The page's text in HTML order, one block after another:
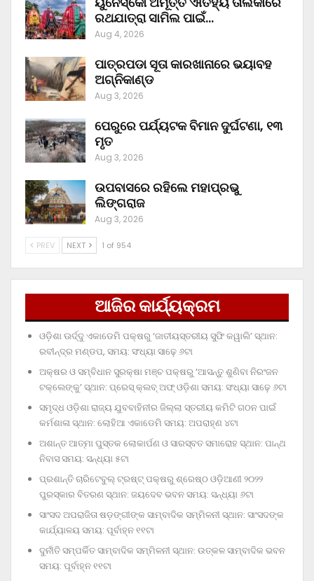
ରଥଯାତ୍ରା ସାମିଲ ପାଇଁ…
Aug 4, 2026
ପାତ୍ରପଡା ସୂତା କାରଖାନାରେ ଭୟାବହ
ଅଗ୍ନିକାଣ୍ଡ
Aug 3, 2026
ପେରୁରେ ପର୍ଯ୍ୟଟକ ବିମାନ ଦୁର୍ଘଟଣା, ୧୩
ମୃତ
Aug 3, 2026
ଉପବାସରେ ରହିଲେ ମହାପ୍ରଭୁ
ଲିଙ୍ଗରାଜ
Aug 3, 2026
PREV NEXT 1 of 954
ଆଜିର କାର୍ଯ୍ୟକ୍ରମ
ଓଡ଼ିଶା ଊର୍ଦ୍ଦୁ ଏକାଡେମି ପକ୍ଷରୁ ‘ଜାତୀୟସ୍ତରୀୟ ସୁଫି କୱାଲି’ ସ୍ଥାନ:
ରବୀନ୍ଦ୍ର ମଣ୍ଡପ, ସମୟ: ସଂଧ୍ୟା ସାଢ଼େ ୬ଟା
ଅକ୍ଷର ଓ ସମ୍ବିଧାନ ସୁରକ୍ଷା ମଞ୍ଚ ପକ୍ଷରୁ ‘ଆସନ୍ତୁ ଶୁଣିବା ନିରଂଜନ
ଟକ୍‌ଲେଙ୍କୁ’ ସ୍ଥାନ: ପ୍ରେସ୍‌ କ୍ଲବ୍‌ ଅଫ୍‌ ଓଡ଼ିଶା ସମୟ: ସଂଧ୍ୟା ସାଢ଼େ ୬ଟା
ସମୃଦ୍ଧ ଓଡ଼ିଶା ରାଜ୍ୟ ଯୁବବାହିନୀର ଜିଲ୍ଲା ସ୍ତରୀୟ କମିଟି ଗଠନ ପାଇଁ
କର୍ମଶାଳା ସ୍ଥାନ: ଲୋହିଆ ଏକାଡେମି ସମୟ: ଅପରାହ୍‌ଣ ୪ଟା
ଅଶାନ୍ତ ଆତ୍ମା ପୁସ୍ତକ ଲୋକାର୍ପଣ ଓ ସାରସ୍ବତ ସମାରୋହ ସ୍ଥାନ: ପାନ୍ଥ
ନିବାସ ସମୟ: ସନ୍ଧ୍ୟା ୫ଟା
ପ୍ରଶାନ୍ତି ଚାରିଟେବୁଲ୍‌ ଟ୍ରଷ୍ଟ୍‌ ପକ୍ଷରୁ ଶ୍ରେଷ୍ଠ ଓଡ଼ିଆଣୀ ୨୦୨୨
ପୁରସ୍କାର ବିତରଣ ସ୍ଥାନ: ଜୟଦେବ ଭବନ ସମୟ: ସନ୍ଧ୍ୟା ୬ଟା
ସାଂସଦ ଅପରାଜିତା ଷଡ଼ଙ୍ଗୀଙ୍କ ସାମ୍ବାଦିକ ସମ୍ମିଳନୀ ସ୍ଥାନ: ସାଂସଦଙ୍କ
କାର୍ଯ୍ୟାଳୟ ସମୟ: ପୂର୍ବାହ୍ନ ୧୧ଟା
ଦୁର୍ନୀତି ସମ୍ପର୍କିତ ସାମ୍ବାଦିକ ସମ୍ମିଳନୀ ସ୍ଥାନ: ଉତ୍କଳ ସାମ୍ବାଦିକ ଭବନ
ସମୟ: ପୂର୍ବାହ୍ନ ୧୧ଟା